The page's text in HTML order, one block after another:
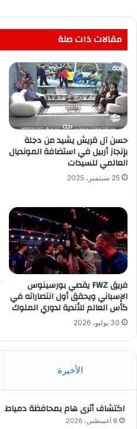
مقالات ذات صلة
حسن آل قريش يشيد من دجلة
بإنجاز أربيل في استضافة المونديال
العالمي للسيدات
25 سبتمبر، 2025
فريق FWZ يقصي بورسينوس
الإسباني ويحقق أول انتصاراته في
كأس العالم للأندية لدوري الملوك
30 يوليو، 2026
الأخيرة
اكتشاف أثرى هام بمحافظة دمياط
6 أغسطس، 2026